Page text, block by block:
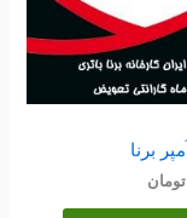
تومان